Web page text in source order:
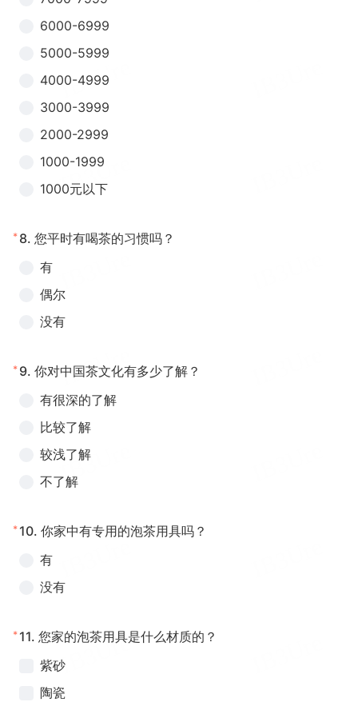
6000-6999
5000-5999
4000-4999
3000-3999
2000-2999
1000-1999
1000元以下
* 8. 您平时有喝茶的习惯吗？
有
偶尔
没有
* 9. 你对中国茶文化有多少了解？
有很深的了解
比较了解
较浅了解
不了解
* 10. 你家中有专用的泡茶用具吗？
有
没有
* 11. 您家的泡茶用具是什么材质的？
紫砂
陶瓷